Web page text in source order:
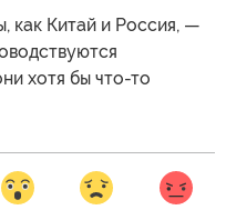
как Китай и Россия, —
хотя бы что-то